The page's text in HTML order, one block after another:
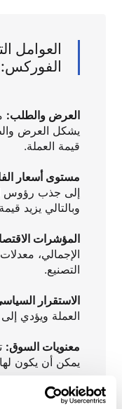
العوامل
الفوركس:
العرض والطلب:
يشكل العرض
قيمة العملة.
مستوى أسعار
إلى جذب رؤوس
وبالتالي يزيد قيمة
المؤشرات
الإجمالي،
التصنيع.
الاستقرار
العملة ويؤدي
معنويات السوق:
يمكن أن يكون
تدخلات البنوك